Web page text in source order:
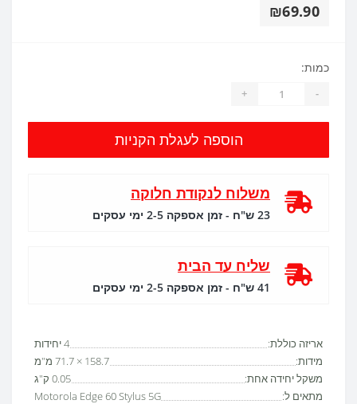
₪69.90
אריזה כוללת:
4 יחידות
מידות:
158.7 × 71.7 מ"מ
משקל יחידה אחת:
0.05 ק"ג
מתאים ל:
Motorola Edge 60 Stylus 5G
כמות:
-
+
הוספה לעגלת הקניות
משלוח לנקודת חלוקה
23 ש"ח - זמן אספקה 2-5 ימי עסקים
שליח עד הבית
41 ש"ח - זמן אספקה 2-5 ימי עסקים